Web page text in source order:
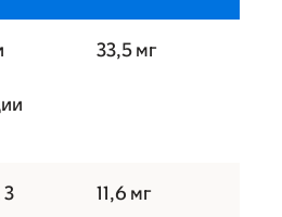
33,5 мг
3
11,6 мг